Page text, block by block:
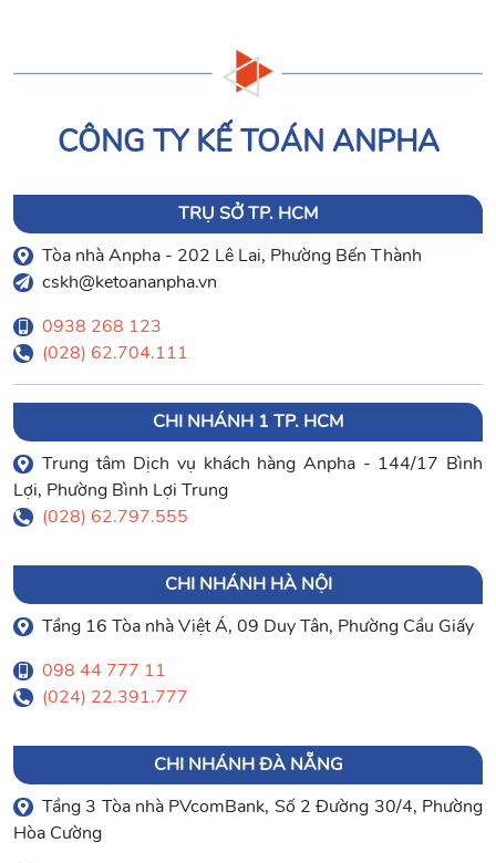
CÔNG TY KẾ TOÁN ANPHA
TRỤ SỞ TP. HCM
Tòa nhà Anpha - 202 Lê Lai, Phường Bến Thành
cskh@ketoananpha.vn
0938 268 123
(028) 62.704.111
CHI NHÁNH 1 TP. HCM
Trung tâm Dịch vụ khách hàng Anpha - 144/17 Bình
Lợi, Phường Bình Lợi Trung
(028) 62.797.555
CHI NHÁNH HÀ NỘI
Tầng 16 Tòa nhà Việt Á, 09 Duy Tân, Phường Cầu Giấy
098 44 777 11
(024) 22.391.777
CHI NHÁNH ĐÀ NẴNG
Tầng 3 Tòa nhà PVcomBank, Số 2 Đường 30/4, Phường
Hòa Cường